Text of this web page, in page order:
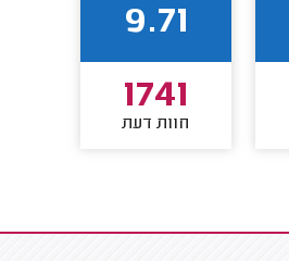
9.71
1741
חוות דעת